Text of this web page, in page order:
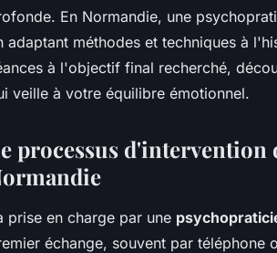
son
En Normandie, une
adaptant méthodes et techniques à
à l'objectif final recherché,
veille à votre équilibre émotionnel.
processus
prise en charge par une
échange, souvent par téléphone